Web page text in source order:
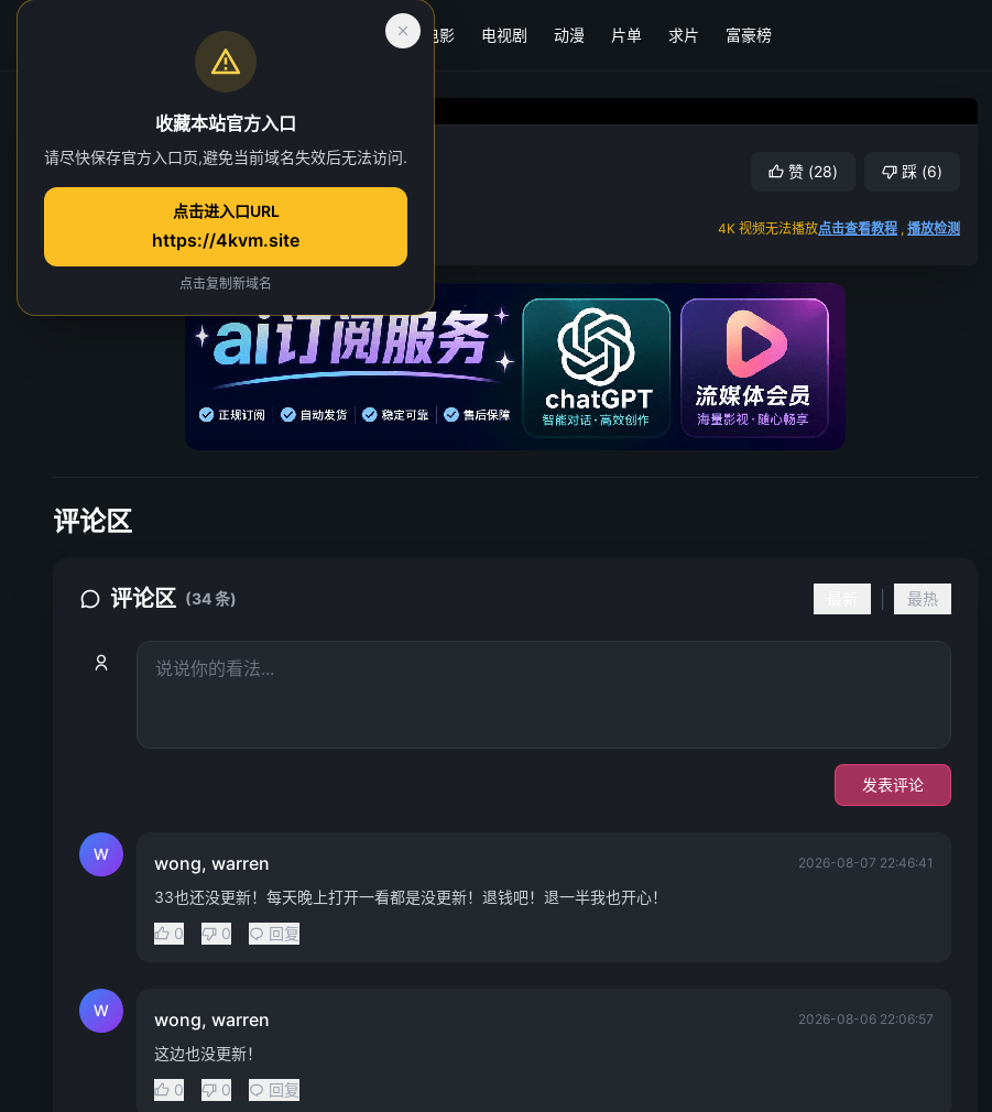
首页 电影 电视剧 动漫 片单 求片 富豪榜
光阴之外
第 6 集
赞 (28) 踩 (6)
4K 视频无法播放点击查看教程 , 播放检测
评论区
评论区 (34 条) 最热
发表评论
W wong, warren 2026-08-07 22:46:41
33也还没更新！每天晚上打开一看都是没更新！退钱吧！退一半我也开心！
0
0 回复
W wong, warren 2026-08-06 22:06:57
这边也没更新！
0
0 回复
收藏本站官方入口
请尽快保存官方入口页,避免当前域名失效后无法访问.
点击进入口URL
https://4kvm.site
点击复制新域名